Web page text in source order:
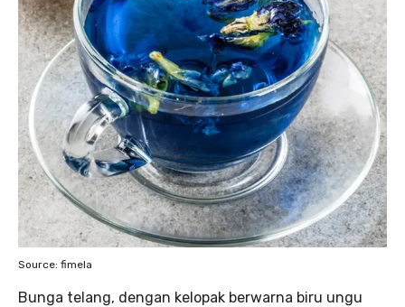
Source: fimela
Bunga telang, dengan kelopak berwarna biru ungu